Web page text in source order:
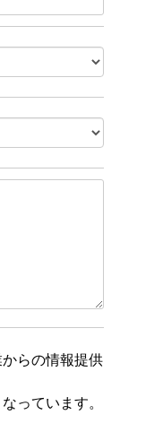
らの情報提供
っています。